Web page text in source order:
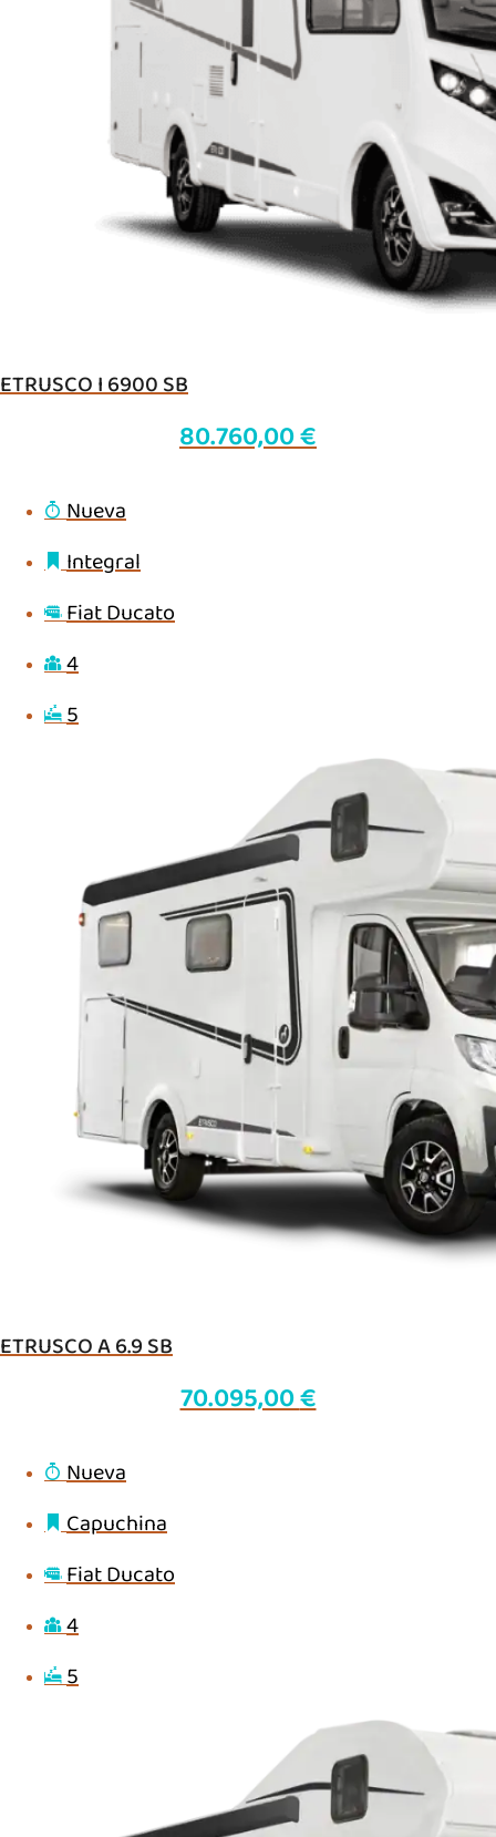
ETRUSCO I 6900 SB
80.760,00€
Nueva
Integral
Fiat Ducato
4
5
ETRUSCO A 6.9 SB
70.095,00€
Nueva
Capuchina
Fiat Ducato
4
5